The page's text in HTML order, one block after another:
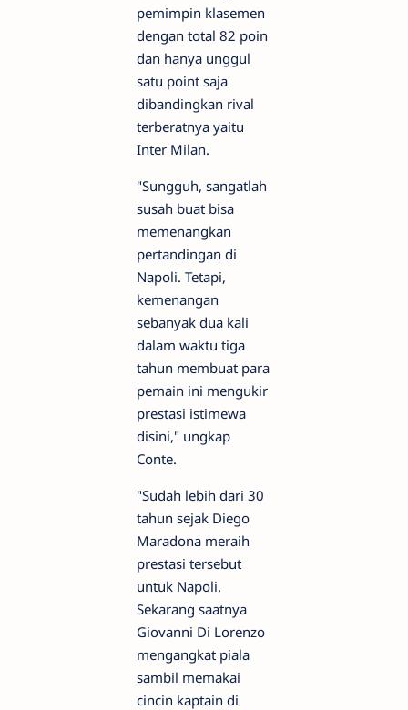
pemimpin klasemen
dengan total 82 poin
dan hanya unggul
satu point saja
dibandingkan rival
terberatnya yaitu
Inter Milan.
"Sungguh, sangatlah
susah buat bisa
memenangkan
pertandingan di
Napoli. Tetapi,
kemenangan
sebanyak dua kali
dalam waktu tiga
tahun membuat para
pemain ini mengukir
prestasi istimewa
disini," ungkap
Conte.
"Sudah lebih dari 30
tahun sejak Diego
Maradona meraih
prestasi tersebut
untuk Napoli.
Sekarang saatnya
Giovanni Di Lorenzo
mengangkat piala
sambil memakai
cincin kaptain di